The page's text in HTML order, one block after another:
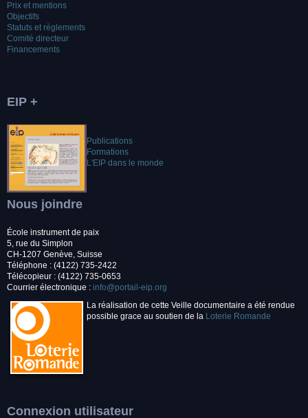
Prix et mentions
Objectifs
Statuts et règlements
Comité directeur
Financements
EIP +
Publications
Formations
L'EIP dans le monde
Nous joindre
École instrument de paix
5, rue du Simplon
CH-1207 Genève, Suisse
Téléphone : (4122) 735-2422
Télécopieur : (4122) 735-0653
Courrier électronique : info@portail-eip.org
La réalisation de cette Veille documentaire a été rendue
possible grace au soutien de la Loterie Romande
Connexion utilisateur